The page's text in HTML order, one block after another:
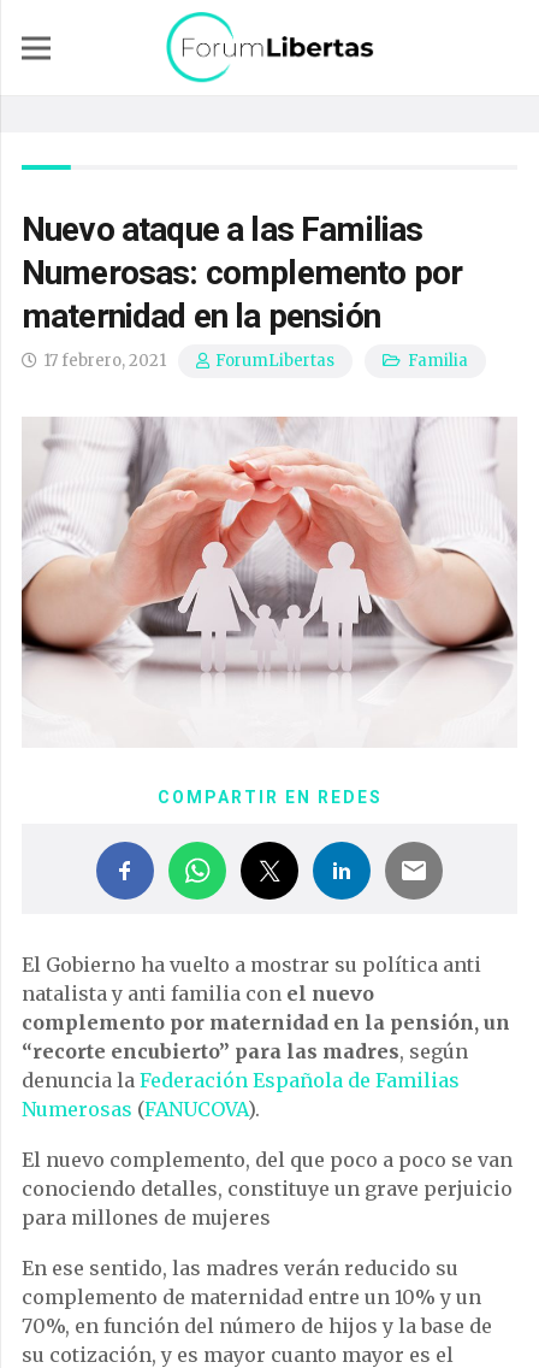
Nuevo ataque a las Familias
Numerosas: complemento por
maternidad en la pensión
17 febrero, 2021 ForumLibertas Familia
COMPARTIR EN REDES
El Gobierno ha vuelto a mostrar su política anti
natalista y anti familia con el nuevo
complemento por maternidad en la pensión, un
“recorte encubierto” para las madres, según
denuncia la Federación Española de Familias
Numerosas (FANUCOVA).
El nuevo complemento, del que poco a poco se van
conociendo detalles, constituye un grave perjuicio
para millones de mujeres
En ese sentido, las madres verán reducido su
complemento de maternidad entre un 10% y un
70%, en función del número de hijos y la base de
su cotización, y es mayor cuanto mayor es el